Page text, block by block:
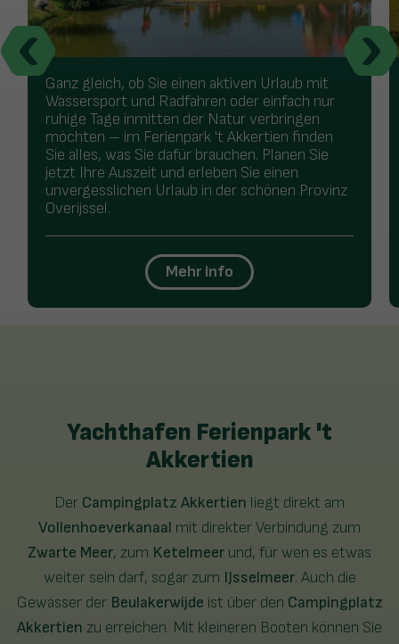
Ganz gleich, ob Sie einen aktiven Urlaub mit
Wassersport und Radfahren oder einfach nur
ruhige Tage inmitten der Natur verbringen
möchten – im Ferienpark 't Akkertien finden
Sie alles, was Sie dafür brauchen. Planen Sie
jetzt Ihre Auszeit und erleben Sie einen
unvergesslichen Urlaub in der schönen Provinz
Overijssel.
Mehr info
Yachthafen Ferienpark 't
Akkertien
Der Campingplatz Akkertien liegt direkt am
Vollenhoeverkanaal mit direkter Verbindung zum
Zwarte Meer, zum Ketelmeer und, für wen es etwas
weiter sein darf, sogar zum IJsselmeer. Auch die
Gewässer der Beulakerwijde ist über den Campingplatz
Akkertien zu erreichen. Mit kleineren Booten können Sie